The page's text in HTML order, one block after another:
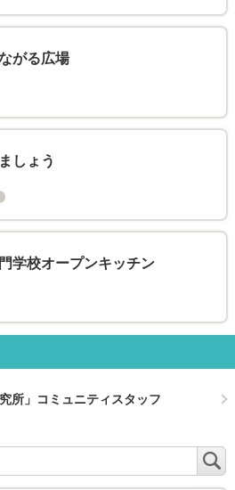
がる広場
しょう
学校オープンキッチン
所」コミュニティスタッフ
索